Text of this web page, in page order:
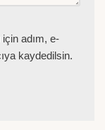
adım, e-
kaydedilsin.